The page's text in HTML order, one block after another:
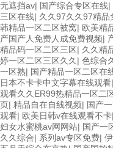
无遮挡av| 国产综合专区在线|
三区在线| 久久97久久97精品
韩精品一区二区被窝| 欧美精
产国产人免费人成免费视频|
精品码一区二区三区| 久久精
婷一区二区三区久久 | 色综合
一区熟| 国产精品一区二区在
日本不卡卡中文字幕在线观看|
观看久久ER99热精品一区二
页| 精品自在自线视频| 国产
观看| 欧美日韩v在线观看不卡|
妇女水蜜桃av网网站| 国产一
久久综合| 系列av专区免费|